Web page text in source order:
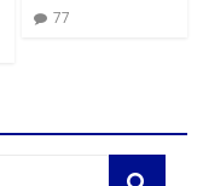
77